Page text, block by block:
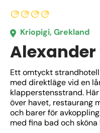
Kriopigi, Grekland
Alexander
Ett omtyckt
med direktläge vid en
klapperstensstrand.
över havet, restaurang
och barer för
med fina bad och